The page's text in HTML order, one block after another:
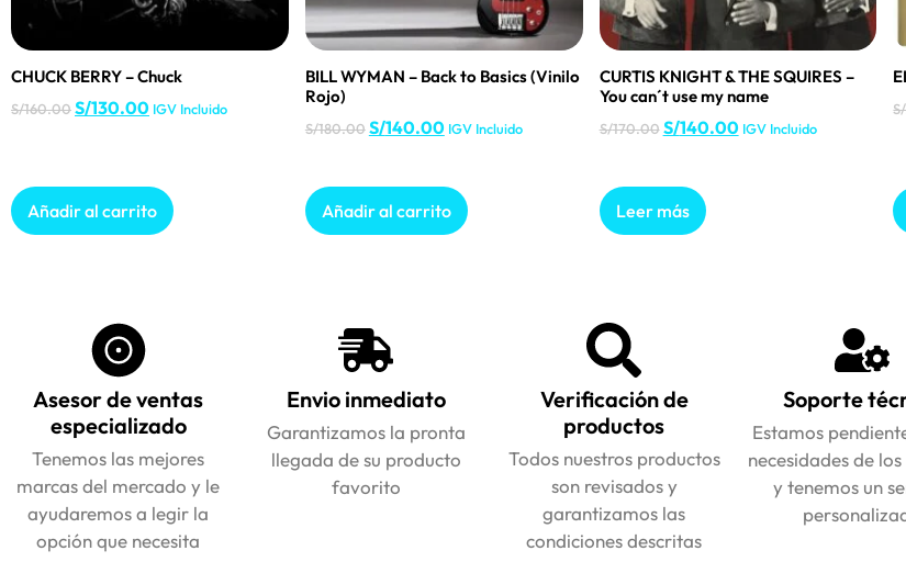
CHUCK BERRY – Chuck
S/160.00S/130.00 IGV Incluido
Añadir al carrito
BILL WYMAN – Back to Basics (Vinilo
Rojo)
S/180.00 S/140.00 IGV Incluido
Añadir al carrito
CURTIS KNIGHT & THE SQUIRES –
You can´t use my name
S/170.00 S/140.00 IGV Incluido
Leer más
S/
Asesor de ventas
especializado
Tenemos las mejores
marcas del mercado y le
ayudaremos a legir la
opción que necesita
Envio inmediato
Garantizamos la pronta
llegada de su producto
favorito
Verificación de
productos
Todos nuestros productos
son revisados y
garantizamos las
condiciones descritas
Soporte
Estamos
necesidades de
y tenemos un